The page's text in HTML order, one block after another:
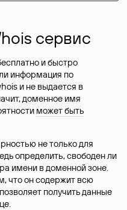
сервис
и быстро
информация по
и не выдается в
доменное имя
может быть
не только для
определить, свободен ли
имени в доменной зоне.
что он содержит всю
получить данные